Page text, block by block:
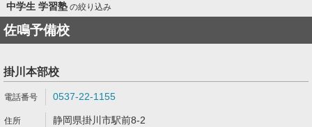
中学生 学習塾の絞り込み
佐鳴予備校
掛川本部校
0537-22-1155
静岡県掛川市駅前8-2